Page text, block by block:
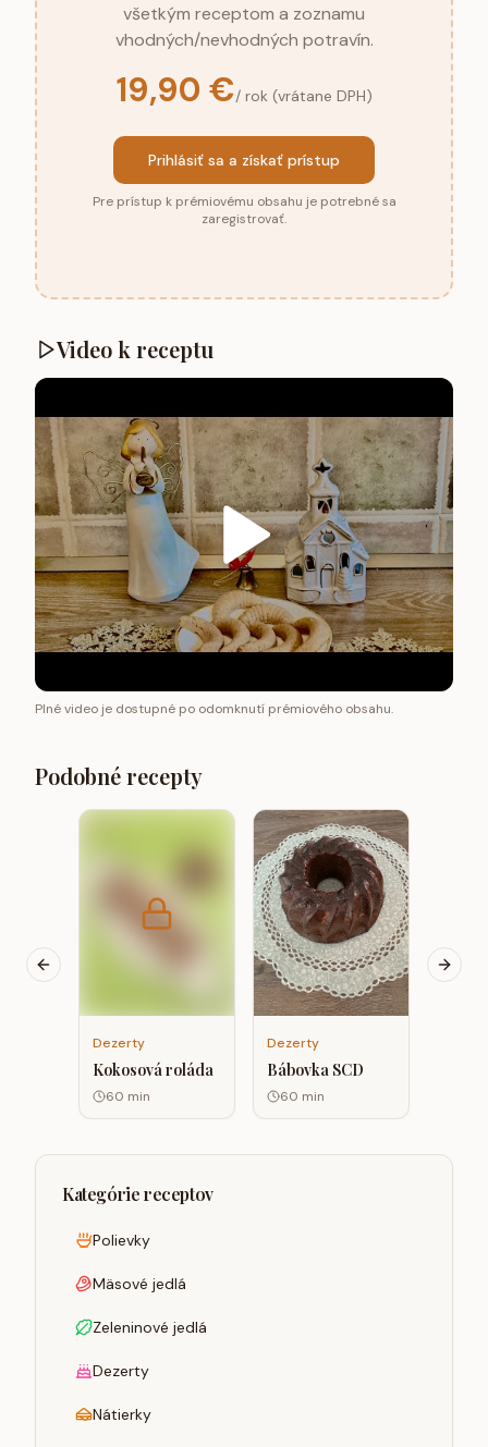
všetkým receptom a zoznamu
vhodných/nevhodných potravín.
19,90 €/ rok (vrátane DPH)
Prihlásiť sa a získať prístup
Pre prístup k prémiovému obsahu je potrebné sa
zaregistrovať.
Video k receptu
Plné video je dostupné po odomknutí prémiového obsahu.
Podobné recepty
Dezerty
Kokosová roláda
60 min
Dezerty
Bábovka SCD
60 min
Previous slide Next
Kategórie receptov
Polievky
Mäsové jedlá
Zeleninové jedlá
Dezerty
Nátierky